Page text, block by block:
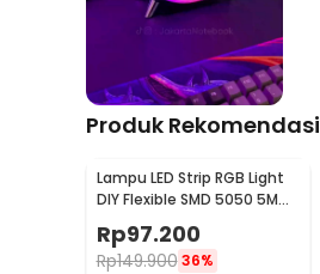
Produk Rekomendasi
Lampu LED Strip RGB Light
DIY Flexible SMD 5050 5M
Rp97.200
Rp149.900 36%